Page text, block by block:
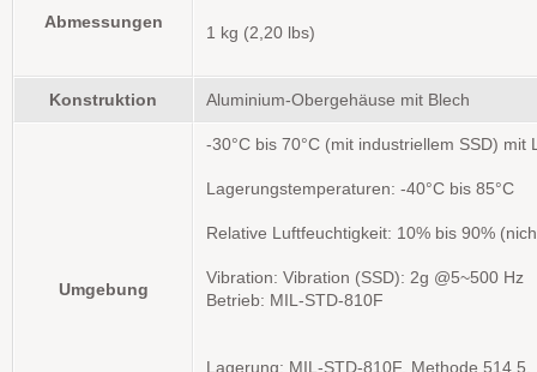
Abmessungen
1 kg (2,20 lbs)
Konstruktion Aluminium-Obergehäuse mit Blech
Umgebung
-30°C bis 70°C (mit industriellem SSD) mit
Lagerungstemperaturen: -40°C bis 85°C
Relative Luftfeuchtigkeit: 10% bis 90%
Vibration: Vibration (SSD): 2g @5~500 Hz
Betrieb: MIL-STD-810F
Lagerung: MIL-STD-810F, Methode